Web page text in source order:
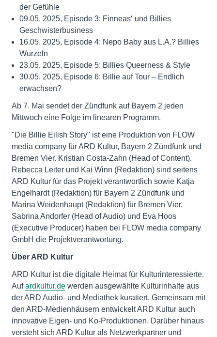
der Gefühle
09.05. 2025, Episode 3: Finneas‘ und Billies
Geschwisterbusiness
16.05. 2025, Episode 4: Nepo Baby aus L.A.? Billies
Wurzeln
23.05. 2025, Episode 5: Billies Queerness & Style
30.05. 2025, Episode 6: Billie auf Tour – Endlich
erwachsen?
Ab 7. Mai sendet der Zündfunk auf Bayern 2 jeden
Mittwoch eine Folge im linearen Programm.
"Die Billie Eilish Story" ist eine Produktion von FLOW
media company für ARD Kultur, Bayern 2 Zündfunk und
Bremen Vier. Kristian Costa-Zahn (Head of Content),
Rebecca Leiter und Kai Winn (Redaktion) sind seitens
ARD Kultur für das Projekt verantwortlich sowie Katja
Engelhardt (Redaktion) für Bayern 2 Zündfunk und
Marina Weidenhaupt (Redaktion) für Bremen Vier.
Sabrina Andorfer (Head of Audio) und Eva Hoos
(Executive Producer) haben bei FLOW media company
GmbH die Projektverantwortung.
Über ARD Kultur
ARD Kultur ist die digitale Heimat für Kulturinteressierte.
Aufardkultur.de werden ausgewählte Kulturinhalte aus
der ARD Audio- und Mediathek kuratiert. Gemeinsam mit
den ARD-Medienhäusern entwickelt ARD Kultur auch
innovative Eigen- und Ko-Produktionen. Darüber hinaus
versteht sich ARD Kultur als Netzwerkpartner und